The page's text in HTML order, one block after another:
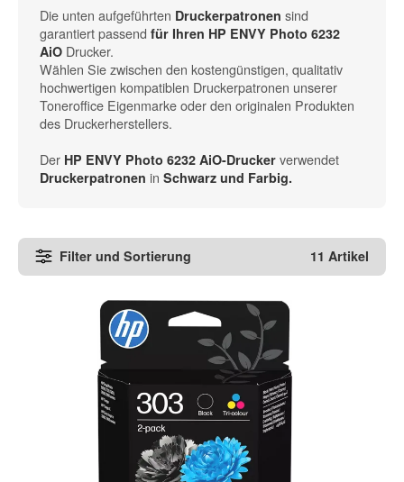
Die unten aufgeführten Druckerpatronen sind
garantiert passend für Ihren HP ENVY Photo 6232
AiO Drucker.
Wählen Sie zwischen den kostengünstigen, qualitativ
hochwertigen kompatiblen Druckerpatronen unserer
Toneroffice Eigenmarke oder den originalen Produkten
des Druckerherstellers.
Der HP ENVY Photo 6232 AiO-Drucker verwendet
Druckerpatronen in Schwarz und Farbig.
Filter und Sortierung 11 Artikel